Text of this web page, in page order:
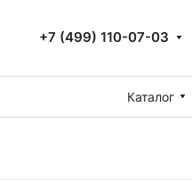
+7 (499) 110-07-03
Каталог